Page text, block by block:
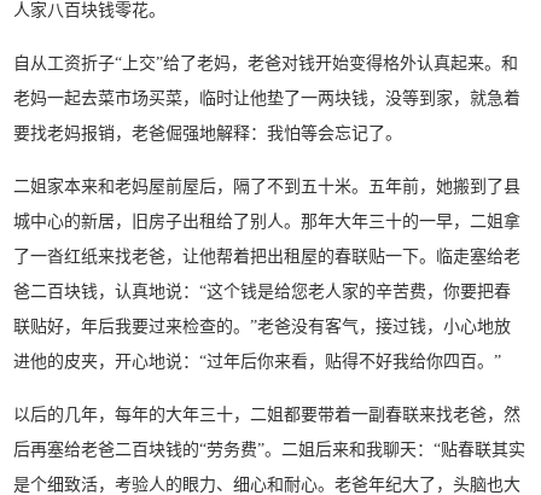
人家八百块钱零花。
自从工资折子“上交”给了老妈，老爸对钱开始变得格外认真起来。和
老妈一起去菜市场买菜，临时让他垫了一两块钱，没等到家，就急着
要找老妈报销，老爸倔强地解释：我怕等会忘记了。
二姐家本来和老妈屋前屋后，隔了不到五十米。五年前，她搬到了县
城中心的新居，旧房子出租给了别人。那年大年三十的一早，二姐拿
了一沓红纸来找老爸，让他帮着把出租屋的春联贴一下。临走塞给老
爸二百块钱，认真地说：“这个钱是给您老人家的辛苦费，你要把春
联贴好，年后我要过来检查的。”老爸没有客气，接过钱，小心地放
进他的皮夹，开心地说：“过年后你来看，贴得不好我给你四百。”
以后的几年，每年的大年三十，二姐都要带着一副春联来找老爸，然
后再塞给老爸二百块钱的“劳务费”。二姐后来和我聊天：“贴春联其实
是个细致活，考验人的眼力、细心和耐心。老爸年纪大了，头脑也大